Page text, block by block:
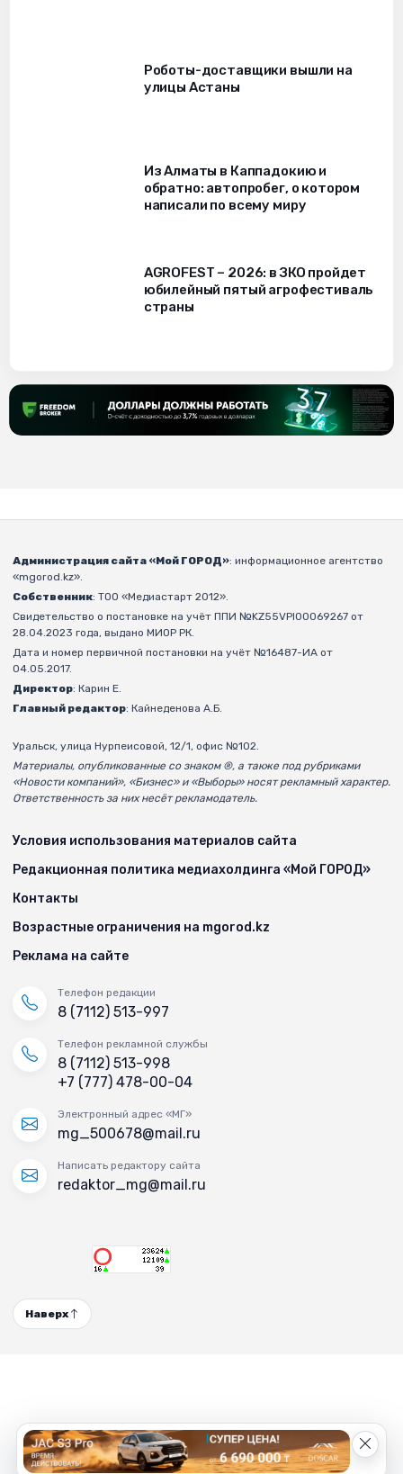
Роботы-доставщики вышли на
улицы Астаны
Из Алматы в Каппадокию и
обратно: автопробег, о котором
написали по всему миру
AGROFEST – 2026: в ЗКО пройдет
юбилейный пятый агрофестиваль
страны
Администрация сайта «Мой ГОРОД»: информационное агентство
«mgorod.kz».
Собственник: ТОО «Медиастарт 2012».
Свидетельство о постановке на учёт ППИ №KZ55VPI00069267 от
28.04.2023 года, выдано МИОР РК.
Дата и номер первичной постановки на учёт №16487-ИА от
04.05.2017.
Директор: Карин Е.
Главный редактор: Кайнеденова А.Б.
Уральск, улица Нурпеисовой, 12/1, офис №102.
Материалы, опубликованные со знаком ®, а также под рубриками
«Новости компаний», «Бизнес» и «Выборы» носят рекламный характер.
Ответственность за них несёт рекламодатель.
Условия использования материалов сайта
Редакционная политика медиахолдинга «Мой ГОРОД»
Контакты
Возрастные ограничения на mgorod.kz
Реклама на сайте
Телефон редакции
8 (7112) 513-997
Телефон рекламной службы
8 (7112) 513-998
+7 (777) 478-00-04
Электронный адрес «МГ»
mg_500678@mail.ru
Написать редактору сайта
redaktor_mg@mail.ru
Наверх